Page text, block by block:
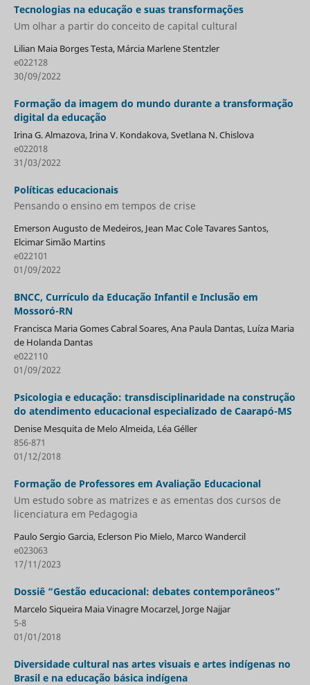
Tecnologias na educação e suas transformações
Um olhar a partir do conceito de capital cultural
Lilian Maia Borges Testa, Márcia Marlene Stentzler
e022128
30/09/2022
Formação da imagem do mundo durante a transformação
digital da educação
Irina G. Almazova, Irina V. Kondakova, Svetlana N. Chislova
e022018
31/03/2022
Políticas educacionais
Pensando o ensino em tempos de crise
Emerson Augusto de Medeiros, Jean Mac Cole Tavares Santos,
Elcimar Simão Martins
e022101
01/09/2022
BNCC, Currículo da Educação Infantil e Inclusão em
Mossoró-RN
Francisca Maria Gomes Cabral Soares, Ana Paula Dantas, Luíza Maria
de Holanda Dantas
e022110
01/09/2022
Psicologia e educação: transdisciplinaridade na construção
do atendimento educacional especializado de Caarapó-MS
Denise Mesquita de Melo Almeida, Léa Géller
856-871
01/12/2018
Formação de Professores em Avaliação Educacional
Um estudo sobre as matrizes e as ementas dos cursos de
licenciatura em Pedagogia
Paulo Sergio Garcia, Eclerson Pio Mielo, Marco Wandercil
e023063
17/11/2023
Dossiê “Gestão educacional: debates contemporâneos”
Marcelo Siqueira Maia Vinagre Mocarzel, Jorge Najjar
5-8
01/01/2018
Diversidade cultural nas artes visuais e artes indígenas no
Brasil e na educação básica indígena